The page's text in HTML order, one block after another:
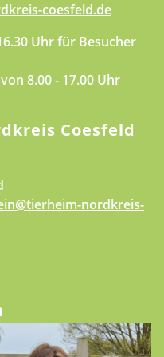
coesfeld.de
Uhr für Besucher
8.00 - 17.00 Uhr
Coesfeld
nordkreis-